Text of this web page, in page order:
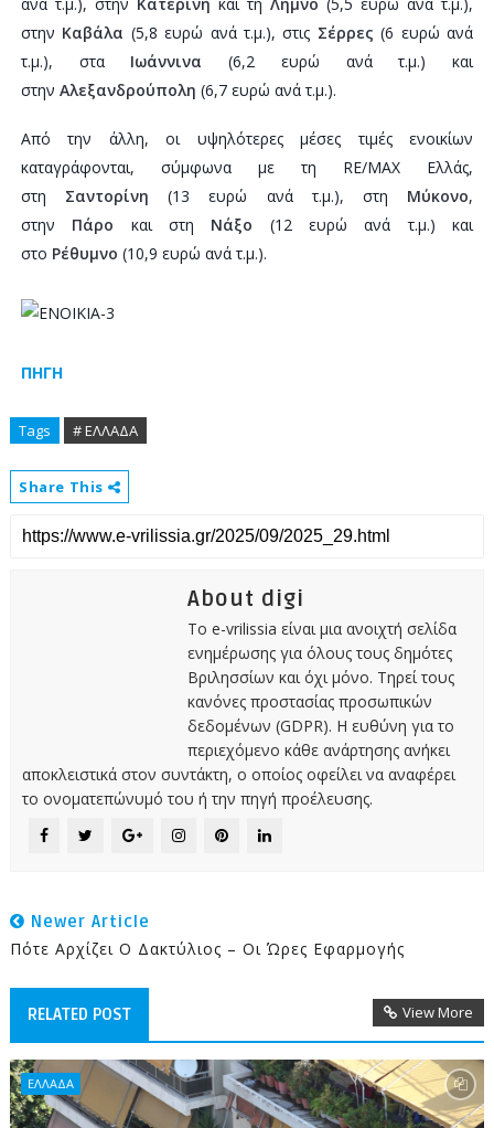
στην Καβάλα (5,8 ευρώ ανά τ.μ.), στις Σέρρες (6 ευρώ ανά
τ.μ.), στα Ιωάννινα (6,2 ευρώ ανά τ.μ.) και
στην Αλεξανδρούπολη (6,7 ευρώ ανά τ.μ.).
Από την άλλη, οι υψηλότερες μέσες τιμές ενοικίων
καταγράφονται, σύμφωνα με τη RE/MAX Ελλάς,
στη Σαντορίνη (13 ευρώ ανά τ.μ.), στη Μύκονο,
στην Πάρο και στη Νάξο (12 ευρώ ανά τ.μ.) και
στο Ρέθυμνο (10,9 ευρώ ανά τ.μ.).
ΠΗΓΗ
Tags # ΕΛΛΑΔΑ
Share This
About digi
Το e-vrilissia είναι μια ανοιχτή σελίδα
ενημέρωσης για όλους τους δημότες
Βριλησσίων και όχι μόνο. Τηρεί τους
κανόνες προστασίας προσωπικών
δεδομένων (GDPR). Η ευθύνη για το
περιεχόμενο κάθε ανάρτησης ανήκει
αποκλειστικά στον συντάκτη, ο οποίος οφείλει να αναφέρει
το ονοματεπώνυμό του ή την πηγή προέλευσης.
Newer Article
Πότε Αρχίζει Ο Δακτύλιος – Οι Ώρες Εφαρμογής
RELATED POST View More
ΕΛΛΑΔΑ